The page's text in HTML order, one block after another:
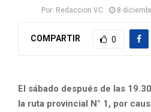
Por: Redaccion VC 8
COMPARTIR 0
El sábado después de las 19.30
la ruta provincial N° 1, por